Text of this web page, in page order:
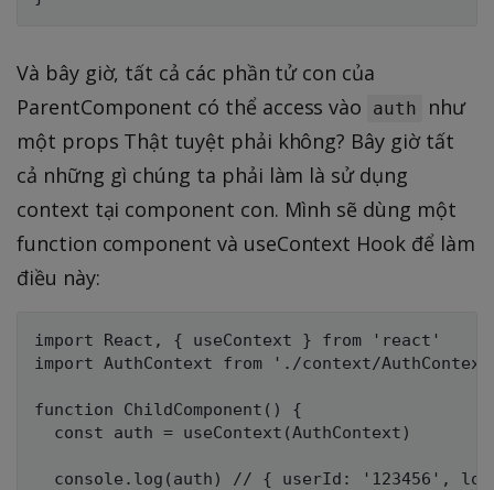
Và bây giờ, tất cả các phần tử con của
ParentComponent có thể access vào
auth
như
một props Thật tuyệt phải không? Bây giờ tất
cả những gì chúng ta phải làm là sử dụng
context tại component con. Mình sẽ dùng một
function component và useContext Hook để làm
điều này:
import React, { useContext } from 'react'
import AuthContext from './context/
function ChildComponent() {
  const auth = useContext(AuthContext)
console.log(auth) // { userId: '123456',